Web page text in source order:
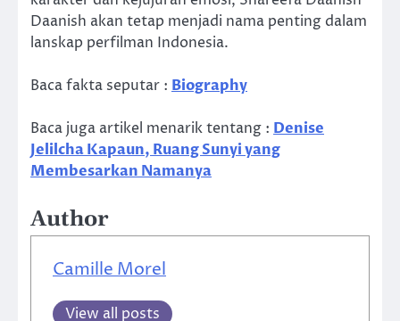
Daanish akan tetap menjadi nama penting dalam
lanskap perfilman Indonesia.
Baca fakta seputar : Biography
Baca juga artikel menarik tentang : Denise
Jelilcha Kapaun, Ruang Sunyi yang
Membesarkan Namanya
Author
Camille Morel
View all posts